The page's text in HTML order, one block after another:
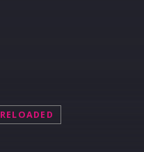
RELOADED